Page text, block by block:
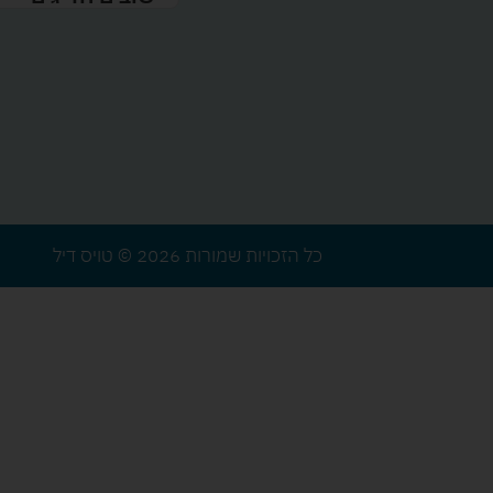
כל הזכויות שמורות 2026 © טויס דיל